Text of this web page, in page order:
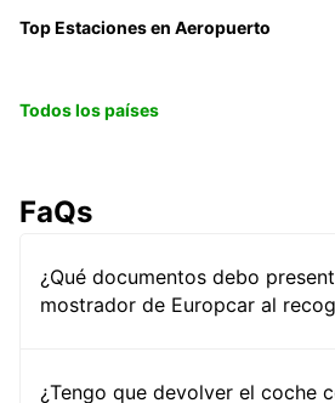
Top Estaciones en Aeropuerto
Todos los países
FaQs
¿Qué documentos debo
mostrador de Europcar al
¿Tengo que devolver el coche